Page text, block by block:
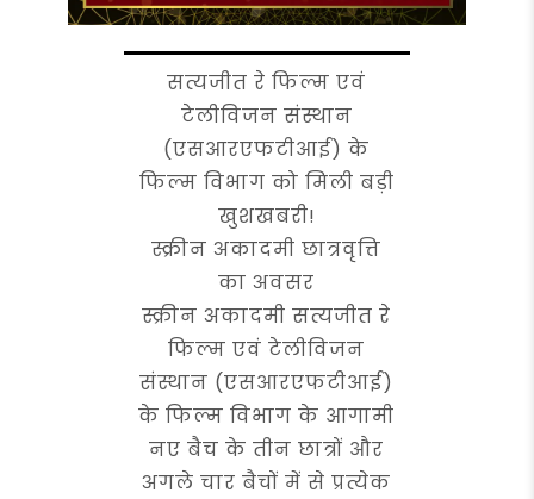
सत्यजीत रे फिल्म एवं
टेलीविजन संस्थान
(एसआरएफटीआई) के
फिल्म विभाग को मिली बड़ी
खुशखबरी!
स्क्रीन अकादमी छात्रवृत्ति
का अवसर
स्क्रीन अकादमी सत्यजीत रे
फिल्म एवं टेलीविजन
संस्थान (एसआरएफटीआई)
के फिल्म विभाग के आगामी
नए बैच के तीन छात्रों और
अगले चार बैचों में से प्रत्येक